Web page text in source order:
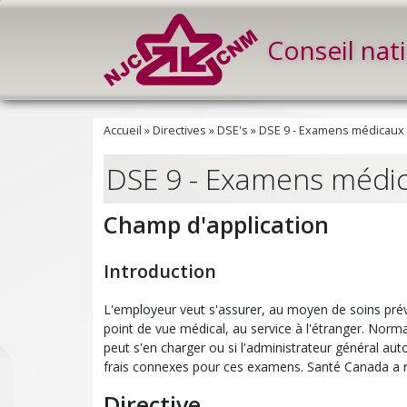
Conseil
Accueil »Directives »DSE's »DSE 9 - Examens
DSE 9 - Examens
Champ d'application
Introduction
L'employeur veut s'assurer, au moyen de soins
point de vue médical, au service à l'étranger.
peut s'en charger ou si l'administrateur général
frais connexes pour ces examens. Santé Canada